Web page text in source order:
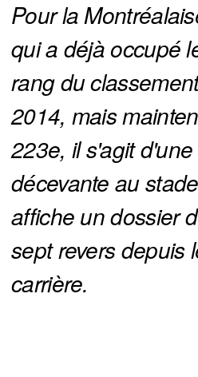
Pour la
qui a déjà occupé
rang du
2014, mais
223e, il s'agit
décevante au
affiche un dossier
sept revers depuis
carrière.